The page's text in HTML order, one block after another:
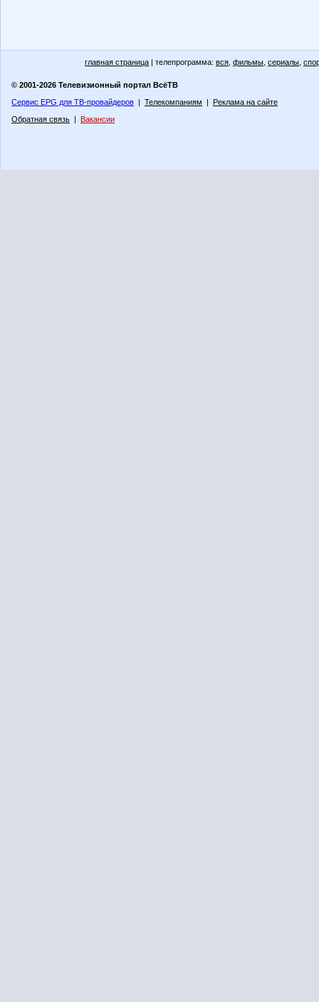
главная страница | телепрограмма: вся фильмы сериалы
© 2001-2026 Телевизионный портал ВсёТВ
Сервис EPG для ТВ-провайдеров | Телекомпаниям | Реклама на сайте
Обратная связь | Вакансии